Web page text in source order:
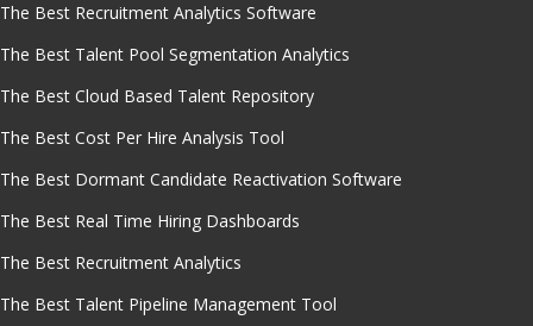
The Best Recruitment Analytics Software
The Best Talent Pool Segmentation Analytics
The Best Cloud Based Talent Repository
The Best Cost Per Hire Analysis Tool
The Best Dormant Candidate Reactivation Software
The Best Real Time Hiring Dashboards
The Best Recruitment Analytics
The Best Talent Pipeline Management Tool